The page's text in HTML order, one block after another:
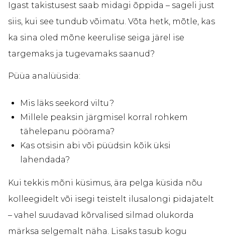
Igast takistusest saab midagi õppida – sageli just
siis, kui see tundub võimatu. Võta hetk, mõtle, kas
ka sina oled mõne keerulise seiga järel ise
targemaks ja tugevamaks saanud?
Püüa analüüsida:
Mis läks seekord viltu?
Millele peaksin järgmisel korral rohkem
tähelepanu pöörama?
Kas otsisin abi või püüdsin kõik üksi
lahendada?
Kui tekkis mõni küsimus, ära pelga küsida nõu
kolleegidelt või isegi teistelt ilusalongi pidajatelt
– vahel suudavad kõrvalised silmad olukorda
märksa selgemalt näha. Lisaks tasub kogu